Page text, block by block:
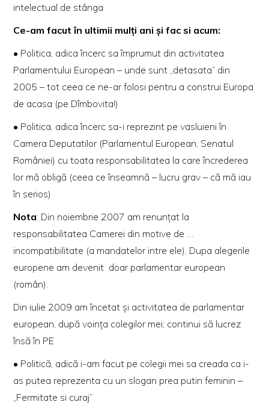
intelectual de stânga
Ce-am facut în ultimii mulți ani și fac si acum:
• Politica, adica încerc sa împrumut din activitatea
Parlamentului European – unde sunt „detasata” din
2005 – tot ceea ce ne-ar folosi pentru a construi Europa
de acasa (pe Dîmbovita!)
• Politica, adica încerc sa-i reprezint pe vasluieni în
Camera Deputatilor (Parlamentul European, Senatul
României) cu toata responsabilitatea la care încrederea
lor mă obligă (ceea ce înseamnă – lucru grav – că mă iau
în serios)
Nota: Din noiembrie 2007 am renunțat la
responsabilitatea Camerei din motive de …
incompatibilitate (a mandatelor intre ele). Dupa alegerile
europene am devenit doar parlamentar european
(român).
Din iulie 2009 am încetat şi activitatea de parlamentar
european, după voinţa colegilor mei; continui să lucrez
însă în PE
• Politică, adică i-am facut pe colegii mei sa creada ca i-
as putea reprezenta cu un slogan prea putin feminin –
„Fermitate si curaj”